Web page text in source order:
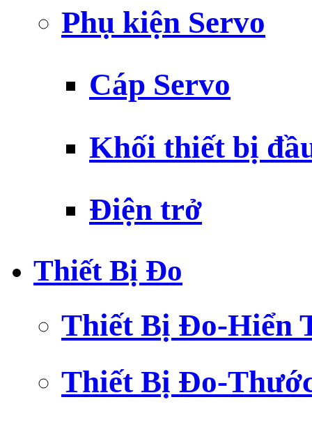
Phụ kiện Servo
Cáp Servo
Khối thiết bị
Điện trở
Thiết Bị Đo
Thiết Bị Đo-Hiển
Thiết Bị Đo-